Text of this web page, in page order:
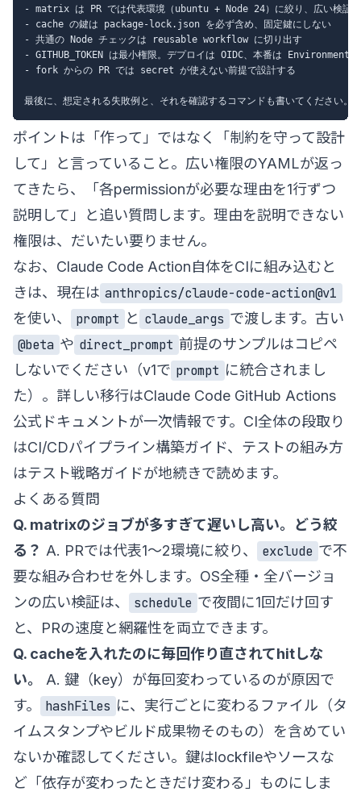
- matrix は PR では代表環境（ubuntu + Node 24）に絞り、広い検
- cache の鍵は package-lock.json を必ず含め、固定鍵にしない
- 共通の Node チェックは reusable workflow に切り出す
- GITHUB_TOKEN は最小権限。デプロイは OIDC、本番は Environment
- fork からの PR では secret が使えない前提で設計する
ポイントは「作って」ではなく「制約を守って設計
して」と言っていること。広い権限のYAMLが返っ
てきたら、「各permissionが必要な理由を1行ずつ
説明して」と追い質問します。理由を説明できない
権限は、だいたい要りません。
なお、Claude Code Action自体をCIに組み込むと
きは、現在は anthropics/claude-code-action@v1
を使い、
prompt と claude_args で渡します。古い
@beta や direct_prompt 前提のサンプルはコピペ
しないでください（v1で prompt に統合されまし
た）。詳しい移行はClaude Code GitHub Actions
公式ドキュメントが一次情報です。CI全体の段取り
はCI/CDパイプライン構築ガイド、テストの組み方
はテスト戦略ガイドが地続きで読めます。
よくある質問
Q. matrixのジョブが多すぎて遅いし高い。どう絞
る？ A. PRでは代表1〜2環境に絞り、 exclude で不
要な組み合わせを外します。OS全種・全バージョ
ンの広い検証は、
schedule で夜間に1回だけ回す
と、PRの速度と網羅性を両立できます。
Q. cacheを入れたのに毎回作り直されてhitしな
い。
A. 鍵（key）が毎回変わっているのが原因で
す。
hashFiles に、実行ごとに変わるファイル（タ
イムスタンプやビルド成果物そのもの）を含めてい
ないか確認してください。鍵はlockfileやソースな
ど「依存が変わったときだけ変わる」ものにしま